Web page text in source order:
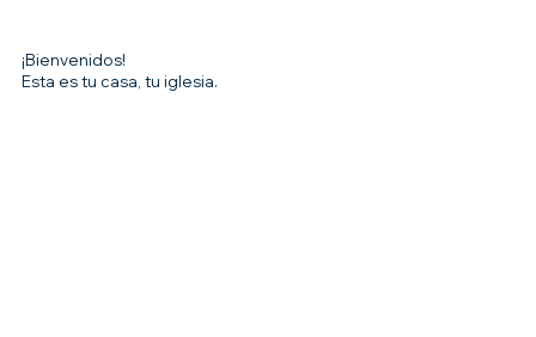
¡Bienvenidos!
Esta es tu casa, tu iglesia.